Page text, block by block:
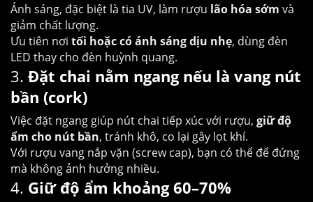
Ánh sáng, đặc biệt là tia UV, làm rượu lão hóa sớm và
giảm chất lượng.
Ưu tiên nơi tối hoặc có ánh sáng dịu nhẹ, dùng đèn
LED thay cho đèn huỳnh quang.
3. Đặt chai nằm ngang nếu là vang nút
bần (cork)
Việc đặt ngang giúp nút chai tiếp xúc với rượu, giữ độ
ẩm cho nút bần, tránh khô, co lại gây lọt khí.
Với rượu vang nắp vặn (screw cap), bạn có thể để đứng
mà không ảnh hưởng nhiều.
4. Giữ độ ẩm khoảng 60–70%